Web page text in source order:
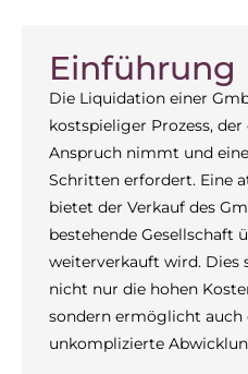
Einführung
Die Liquidation einer
kostspieliger Prozess,
Anspruch nimmt und
Schritten erfordert. Eine
bietet der Verkauf des
bestehende Gesellschaft
weiterverkauft wird. Dies
nicht nur die hohen
sondern ermöglicht auch
unkomplizierte